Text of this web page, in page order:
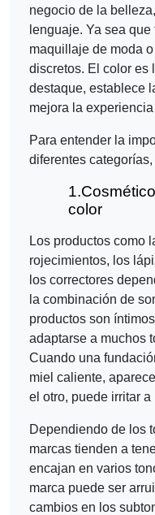
negocio de la
lenguaje. Ya sea
maquillaje de moda
discretos. El color es
destaque, establece
mejora la
Para entender la
diferentes
1.
color
Los productos como
rojecimientos, los
los correctores
la combinación de
productos son
adaptarse a muchos
Cuando una
miel caliente,
el otro, puede irritar
Dependiendo de los
marcas tienden a
encajan en varios
marca puede ser
cambios en los